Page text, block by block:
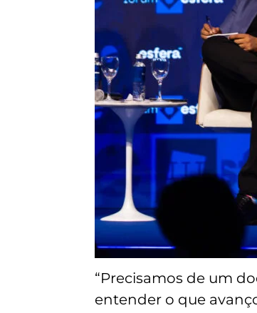
“Precisamos de um
entender o que